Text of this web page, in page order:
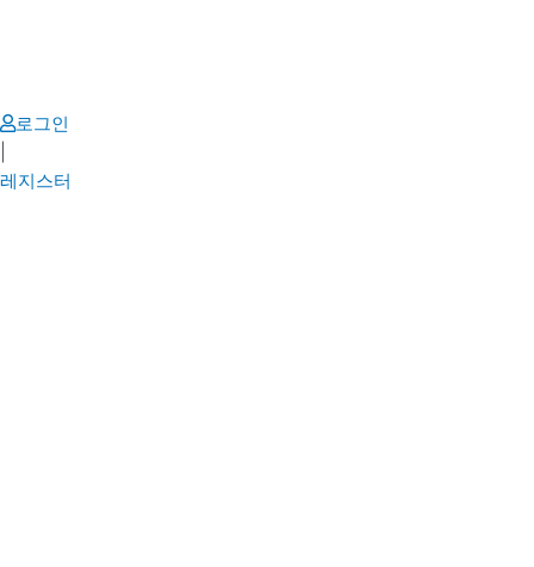
로그인
레지스터